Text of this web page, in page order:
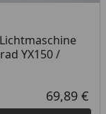
Lichtmaschine
YX150 /
69,89 €